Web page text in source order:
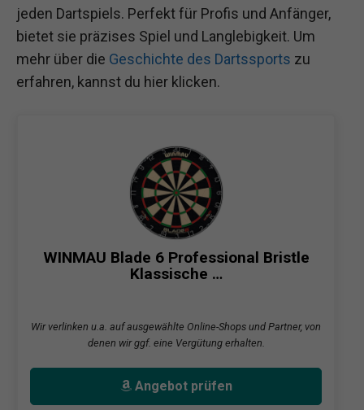
jeden Dartspiels. Perfekt für Profis und Anfänger,
bietet sie präzises Spiel und Langlebigkeit. Um
mehr über die Geschichte des Dartssports zu
erfahren, kannst du hier klicken.
WINMAU Blade 6 Professional Bristle
Klassische …
Wir verlinken u.a. auf ausgewählte Online-Shops und Partner, von
denen wir ggf. eine Vergütung erhalten.
Angebot prüfen